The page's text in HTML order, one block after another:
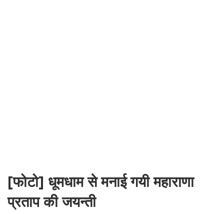
[फोटो] धूमधाम से मनाई गयी महाराणा
प्रताप की जयन्ती